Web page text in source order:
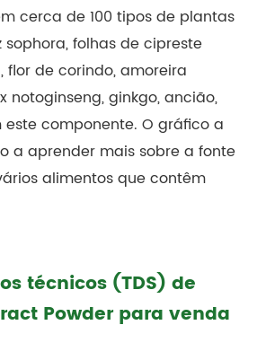
cerca de 100 tipos de plantas
folhas de cipreste
flor de corindo, amoreira
notoginseng, ginkgo, ancião,
componente. O gráfico a
a aprender mais sobre a fonte
alimentos que contêm
técnicos (TDS) de
Powder para venda